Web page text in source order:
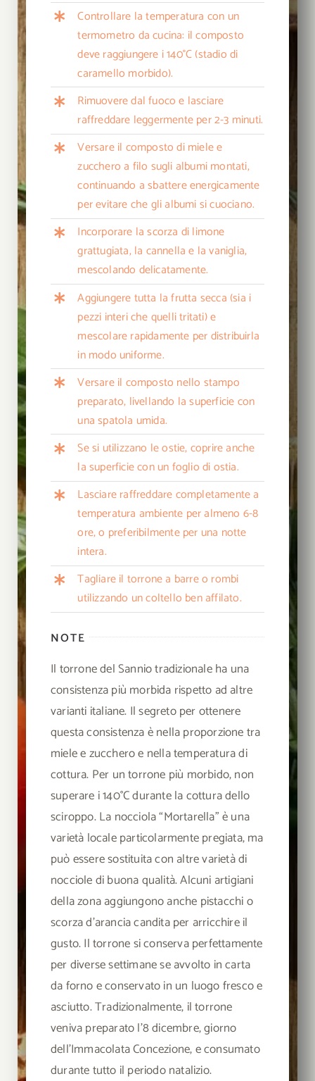
Controllare la temperatura con un
termometro da cucina: il composto
deve raggiungere i 140°C (stadio di
caramello morbido).
Rimuovere dal fuoco e lasciare
raffreddare leggermente per 2-3 minuti.
Versare il composto di miele e
zucchero a filo sugli albumi montati,
continuando a sbattere energicamente
per evitare che gli albumi si cuociano.
Incorporare la scorza di limone
grattugiata, la cannella e la vaniglia,
mescolando delicatamente.
Aggiungere tutta la frutta secca (sia i
pezzi interi che quelli tritati) e
mescolare rapidamente per distribuirla
in modo uniforme.
Versare il composto nello stampo
preparato, livellando la superficie con
una spatola umida.
Se si utilizzano le ostie, coprire anche
la superficie con un foglio di ostia.
Lasciare raffreddare completamente a
temperatura ambiente per almeno 6-8
ore, o preferibilmente per una notte
intera.
Tagliare il torrone a barre o rombi
utilizzando un coltello ben affilato.
NOTE
Il torrone del Sannio tradizionale ha una
consistenza più morbida rispetto ad altre
varianti italiane. Il segreto per ottenere
questa consistenza è nella proporzione tra
miele e zucchero e nella temperatura di
cottura. Per un torrone più morbido, non
superare i 140°C durante la cottura dello
sciroppo. La nocciola “Mortarella” è una
varietà locale particolarmente pregiata, ma
può essere sostituita con altre varietà di
nocciole di buona qualità. Alcuni artigiani
della zona aggiungono anche pistacchi o
scorza d’arancia candita per arricchire il
gusto. Il torrone si conserva perfettamente
per diverse settimane se avvolto in carta
da forno e conservato in un luogo fresco e
asciutto. Tradizionalmente, il torrone
veniva preparato l’8 dicembre, giorno
dell’Immacolata Concezione, e consumato
durante tutto il periodo natalizio.